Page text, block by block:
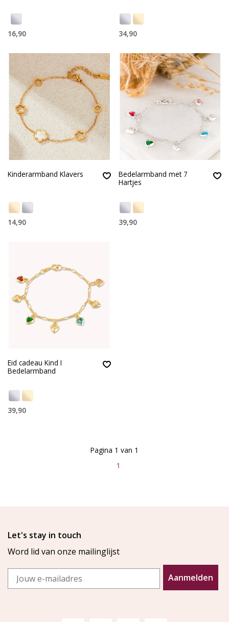
16,90 34,90
Kinderarmband Klavers
14,90
Bedelarmband met 7
Hartjes
39,90
Eid cadeau Kind I
Bedelarmband
39,90
1
Pagina 1 van 1
Let's stay in touch
Word lid van onze mailinglijst
Email
Aanmelden